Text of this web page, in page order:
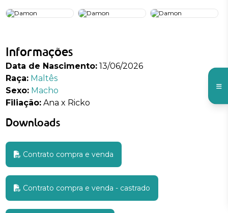
Informações
Data de Nascimento: 13/06/2026
Raça: Maltês
Sexo: Macho
Filiação: Ana x Ricko
Downloads
Contrato compra e venda
Contrato compra e venda - castrado